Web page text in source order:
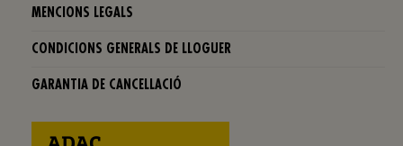
MENCIONS LEGALS
CONDICIONS GENERALS DE LLOGUER
GARANTIA DE CANCELLACIÓ